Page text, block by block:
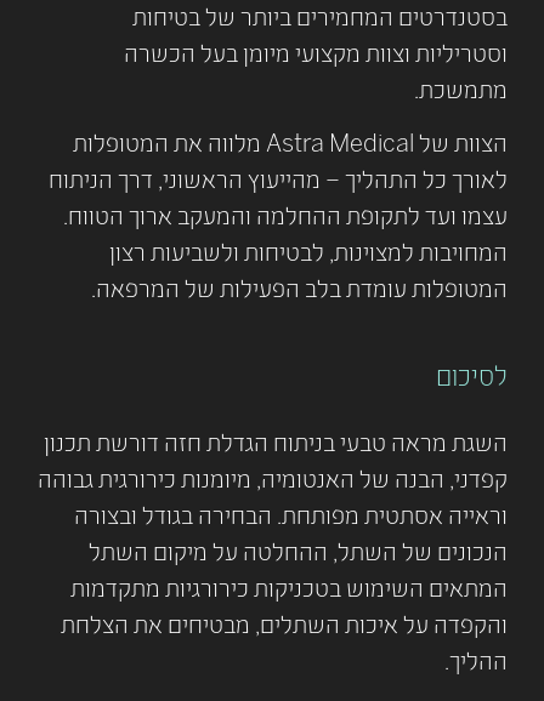
בסטנדרטים המחמירים ביותר של בטיחות
וסטריליות וצוות מקצועי מיומן בעל הכשרה
מתמשכת.
הצוות של Astra Medical מלווה את המטופלות
לאורך כל התהליך – מהייעוץ הראשוני, דרך הניתוח
עצמו ועד לתקופת ההחלמה והמעקב ארוך הטווח.
המחויבות למצוינות, לבטיחות ולשביעות רצון
המטופלות עומדת בלב הפעילות של המרפאה.
לסיכום
השגת מראה טבעי בניתוח הגדלת חזה דורשת תכנון
קפדני, הבנה של האנטומיה, מיומנות כירורגית גבוהה
וראייה אסתטית מפותחת. הבחירה בגודל ובצורה
הנכונים של השתל, ההחלטה על מיקום השתל
המתאים השימוש בטכניקות כירורגיות מתקדמות
והקפדה על איכות השתלים, מבטיחים את הצלחת
ההליך.